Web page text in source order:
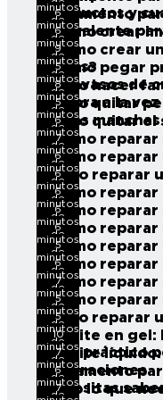
productos y
lectura
Pegamento
polivalente
minutos
de
lectura
¿Cómo crear
6
minutos
de
lectura
¿Cómo crear
viajes?
6
minutos
de
lectura
¿Cómo pegar
posavasos de
9
minutos
de
lectura
Cómo hacer
decora a la vez
5
minutos
de
lectura
Cómo quitar
de las
8
minutos
de
lectura
Cómo quitar el
5
minutos
de
lectura
¿Cómo
6
minutos
de
lectura
¿Cómo
7
minutos
de
lectura
Cómo reparar
6
minutos
de
lectura
¿Cómo
6
minutos
de
lectura
¿Cómo
6
minutos
de
lectura
¿Cómo
6
minutos
de
lectura
¿Cómo
6
minutos
de
lectura
¿Cómo
5
minutos
de
lectura
¿Cómo
6
minutos
de
lectura
¿Cómo reparar
7
minutos
de
lectura
Cómo reparar
5
minutos
de
lectura
Loctite en gel:
este práctico
5
minutos
de
lectura
Loctite líquido:
reparaciones
10
minutos
de
lectura
Pegamento
necesitas
7
minutos
de
lectura
Todo lo que
6
minutos
de
7